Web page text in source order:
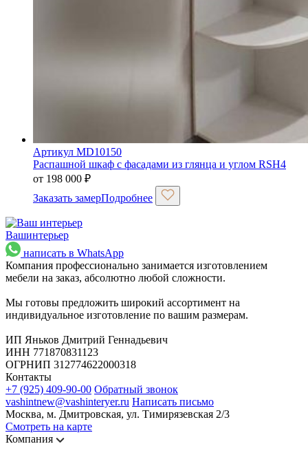
Артикул MD10150
Распашной шкаф с фасадами из глянца и углом RSH4
от 198 000 ₽
Заказать замерПодробнее
Вашинтерьер
написать в WhatsApp
Компания профессионально занимается изготовлением
мебели на заказ, абсолютно любой сложности.
Мы готовы предложить широкий ассортимент на
индивидуальное изготовление по вашим размерам.
ИП Яньков Дмитрий Геннадьевич
ИНН 771870831123
ОГРНИП 312774622000318
Контакты
+7 (925) 409-90-00 Обратный звонок
vashintnew@vashinteryer.ru Написать письмо
Москва, м. Дмитровская, ул. Тимирязевская 2/3
Смотреть на карте
Компания